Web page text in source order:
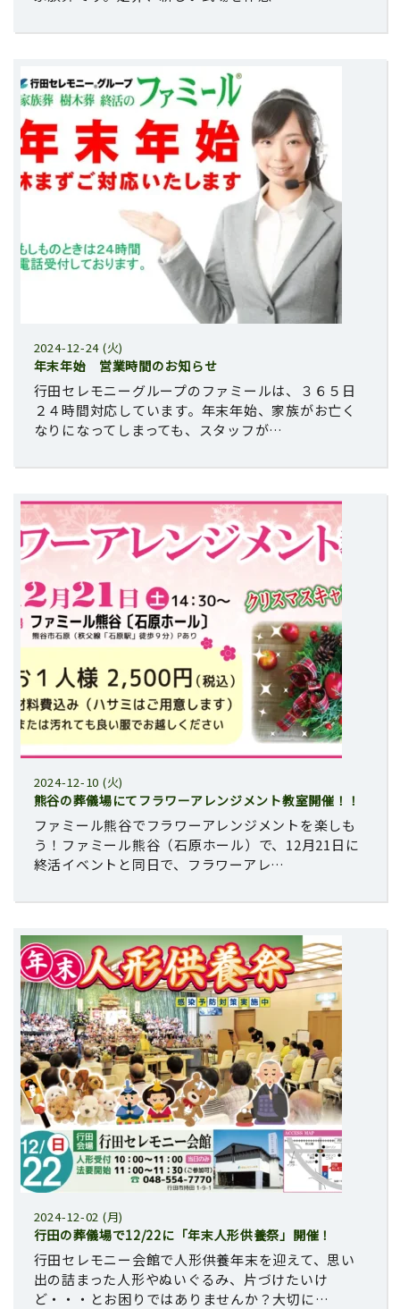
2024-12-24 (火)
年末年始 営業時間のお知らせ
行田セレモニーグループのファミールは、３６５日
２４時間対応しています。年末年始、家族がお亡く
なりになってしまっても、スタッフが…
2024-12-10 (火)
熊谷の葬儀場にてフラワーアレンジメント教室開催！！
ファミール熊谷でフラワーアレンジメントを楽しも
う！ファミール熊谷（石原ホール）で、12月21日に
終活イベントと同日で、フラワーアレ…
2024-12-02 (月)
行田の葬儀場で12/22に「年末人形供養祭」開催！
行田セレモニー会館で人形供養年末を迎えて、思い
出の詰まった人形やぬいぐるみ、片づけたいけ
ど・・・とお困りではありませんか？大切に…